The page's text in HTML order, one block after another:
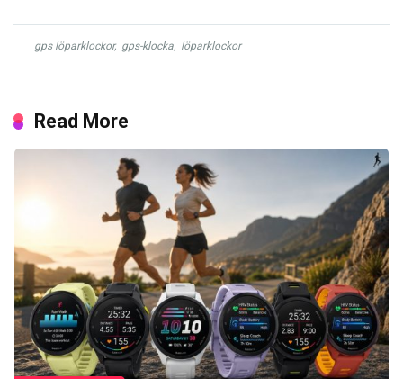
gps löparklockor, gps-klocka, löparklockor
Read More